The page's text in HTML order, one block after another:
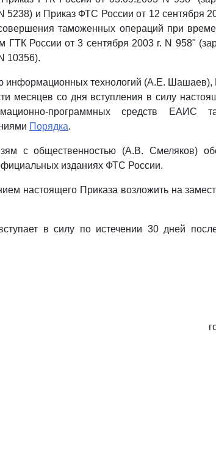
5238) и Приказ ФТС России от 12 сентября
таможенных операций при
ГТК России от 3 сентября 2003 г. N 958"
10356).
информационных технологий (А.Е.
месяцев со дня вступления в силу
программных средств ЕАИС
Порядка.
с общественностью (А.В. Смеляков)
изданиях ФТС России.
настоящего Приказа возложить на
в силу по истечении 30 дней